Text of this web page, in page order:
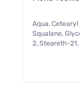
Aqua,
Squalane,
2, Steareth-